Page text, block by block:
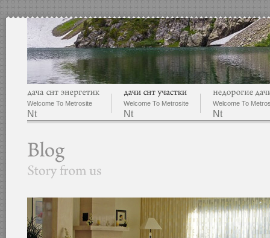
Welcome To Metrosite
Nt
Welcome To Metrosite
Nt
Welcome To
Nt